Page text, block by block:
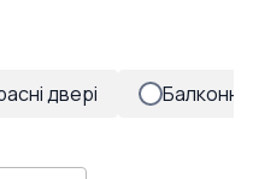
двері Балконні